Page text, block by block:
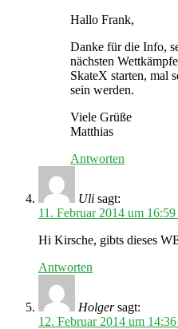
Hallo Frank,
Danke für die Info,
nächsten
SkateX starten, mal
sein werden.
Viele Grüße
Matthias
Antworten
Uli sagt:
11. Februar 2014 um
Hi Kirsche, gibts dieses
Antworten
Holger sagt:
12. Februar 2014 um